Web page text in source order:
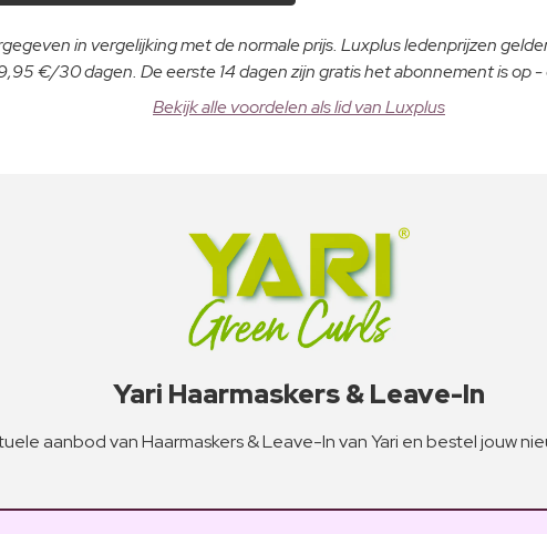
in vergelijking met de normale prijs. Luxplus ledenprijzen
€/30 dagen. De eerste 14 dagen zijn gratis het abonnement is op
Bekijk alle voordelen als lid van Luxplus
Yari Haarmaskers & Leave-In
aanbod van Haarmaskers & Leave-In van Yari en bestel jouw